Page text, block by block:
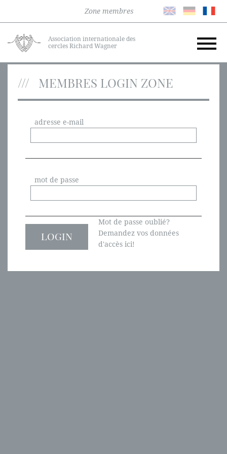
Zone membres
Association internationale des
cercles Richard Wagner
MEMBRES LOGIN ZONE
adresse e-mail
mot de passe
Mot de passe oublié?
Demandez vos données
d'accès ici!